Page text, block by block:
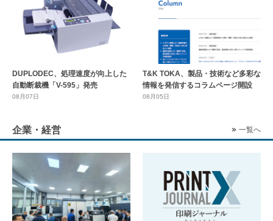
DUPLODEC、処理速度が向上した
自動断裁機「V-595」発売
08月07日
T&K TOKA、製品・技術など多彩な
情報を発信するコラムページ開設
08月05日
企業・経営 一覧へ